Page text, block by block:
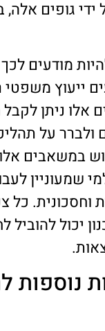
גופים אלה,
מודעים
ייעוץ משפטי
אלו ניתן לקבל
ולברר על
במשאבים אלו
שמעוניין
וחסכונית.
יכול להוביל
נוספות